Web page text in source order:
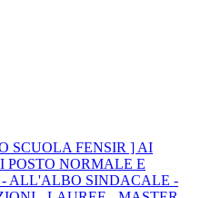
SCUOLA FENSIR ] AI
POSTO NORMALE E
- ALL'ALBO SINDACALE -